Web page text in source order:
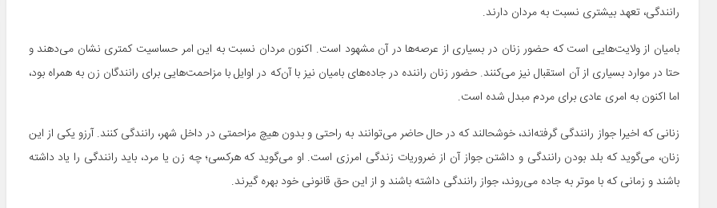
رانندگی، تعهد بیشتری نسبت به مردان دارند.
بامیان از ولایت‌هایی است که حضور زنان در بسیاری از عرصه‌ها در آن مشهود است. اکنون مردان نسبت به این امر حساسیت کمتری نشان می‌دهند و
حتا در موارد بسیاری از آن استقبال نیز می‌کنند. حضور زنان راننده در جاده‌های بامیان نیز با آن‌که در اوایل با مزاحمت‌هایی برای رانندگان زن به همراه بود،
اما اکنون به امری عادی برای مردم مبدل شده است.
زنانی که اخیرا جواز رانندگی گرفته‌اند، خوشحالند که در حال حاضر می‌توانند به راحتی و بدون هیچ مزاحمتی در داخل شهر، رانندگی کنند. آرزو یکی از این
زنان، می‌گوید که بلد بودن رانندگی و داشتن جواز آن از ضروریات زندگی امرزی است. او می‌گوید که هرکسی؛ چه زن یا مرد، باید رانندگی را یاد داشته
باشند و زمانی که با موتر به جاده می‌روند، جواز رانندگی داشته باشند و از این حق قانونی خود بهره گیرند.